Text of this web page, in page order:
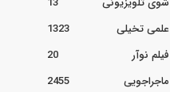
علمی تخیلی
1323
فیلم نوآر
20
ماجراجویی
2455